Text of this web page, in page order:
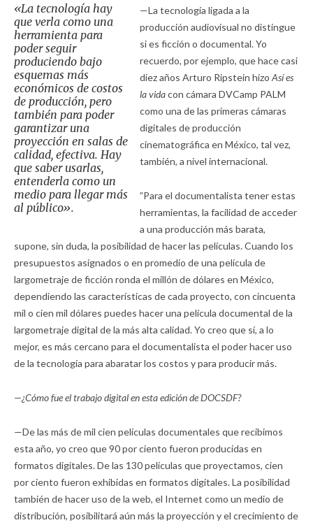
«La tecnología hay
que verla como una
herramienta para
poder seguir
produciendo bajo
esquemas más
económicos de costos
de producción, pero
también para poder
garantizar una
proyección en salas de
calidad, efectiva. Hay
que saber usarlas,
entenderla como un
medio para llegar más
al público».
—La tecnología ligada a la
producción audiovisual no distingue
si es ficción o documental. Yo
recuerdo, por ejemplo, que hace casi
diez años Arturo Ripstein hizo Así es
la vidacon cámara DVCamp PALM
como una de las primeras cámaras
digitales de producción
cinematográfica en México, tal vez,
también, a nivel internacional.
”Para el documentalista tener estas
herramientas, la facilidad de acceder
a una producción más barata,
supone, sin duda, la posibilidad de hacer las películas. Cuando los
presupuestos asignados o en promedio de una película de
largometraje de ficción ronda el millón de dólares en México,
dependiendo las características de cada proyecto, con cincuenta
mil o cien mil dólares puedes hacer una película documental de la
largometraje digital de la más alta calidad. Yo creo que sí, a lo
mejor, es más cercano para el documentalista el poder hacer uso
de la tecnología para abaratar los costos y para producir más.
—¿Cómo fue el trabajo digital en esta edición de DOCSDF?
—De las más de mil cien películas documentales que recibimos
esta año, yo creo que 90 por ciento fueron producidas en
formatos digitales. De las 130 películas que proyectamos, cien
por ciento fueron exhibidas en formatos digitales. La posibilidad
también de hacer uso de la web, el Internet como un medio de
distribución, posibilitará aún más la proyección y el crecimiento de